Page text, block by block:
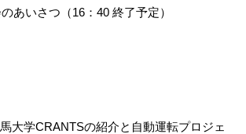
いさつ（16：40 終了予定）
大学CRANTSの紹介と自動運転プロジェ